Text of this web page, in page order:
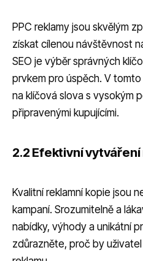
PPC reklamy jsou skvělým
získat cílenou návštěvnost
SEO je výběr správných
prvkem pro úspěch. V
na klíčová slova s vysokým
připravenými kupujícími.
2.2 Efektivní
Kvalitní reklamní kopie jsou
kampaní. Srozumitelně a
nabídky, výhody a unikátní
zdůrazněte, proč by